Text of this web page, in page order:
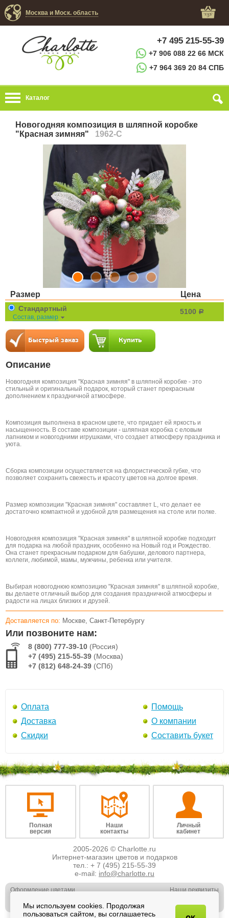
Москва и Моск. область
+7 495 215-55-39
+7 906 088 22 66 МСК
+7 964 369 20 84 СПБ
Каталог
Новогодняя композиция в шляпной коробке
"Красная зимняя" 1962-C
Размер Цена
Стандартный
Состав, размер
5100 a
Описание
Новогодняя композиция "Красная зимняя" в шляпной коробке - это
стильный и оригинальный подарок, который станет прекрасным
дополнением к праздничной атмосфере.
Композиция выполнена в красном цвете, что придает ей яркость и
насыщенность. В составе композиции - шляпная коробка с еловым
лапником и новогодними игрушками, что создает атмосферу праздника и
уюта.
Сборка композиции осуществляется на флористической губке, что
позволяет сохранить свежесть и красоту цветов на долгое время.
Размер композиции "Красная зимняя" составляет L, что делает ее
достаточно компактной и удобной для размещения на столе или полке.
Новогодняя композиция "Красная зимняя" в шляпной коробке подходит
для подарка на любой праздник, особенно на Новый год и Рождество.
Она станет прекрасным подарком для бабушки, делового партнера,
коллеги, любимой, мамы, мужчины, ребенка или учителя.
Выбирая новогоднюю композицию "Красная зимняя" в шляпной коробке,
вы делаете отличный выбор для создания праздничной атмосферы и
радости на лицах близких и друзей.
Доставляется по: Москве, Санкт-Петербургу
Или позвоните нам:
8 (800) 777-39-10 (Россия)
+7 (495) 215-55-39 (Москва)
+7 (812) 648-24-39 (СПб)
Оплата
Доставка
Скидки
Помощь
О компании
Составить букет
Полная
версия
Наши
контакты
Личный
кабинет
2005-2026 © Charlotte.ru
Интернет-магазин цветов и подарков
тел.: + 7 (495) 215-55-39
e-mail: info@charlotte.ru
Оформление цветами
Свадебная флористика
Наши реквизиты
Отзывы о нас
Мы используем cookies. Продолжая
пользоваться сайтом, вы соглашаетесь